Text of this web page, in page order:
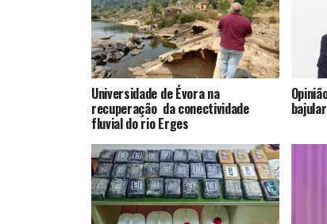
Universidade de Évora na
recuperação da conectividade
fluvial do rio Erges